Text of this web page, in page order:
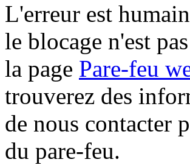
L'erreur est
le blocage n'est
la page Pare-feu
trouverez des
de nous contacter
du pare-feu.